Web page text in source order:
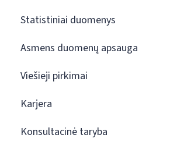
Statistiniai duomenys
Asmens duomenų apsauga
Viešieji pirkimai
Karjera
Konsultacinė taryba